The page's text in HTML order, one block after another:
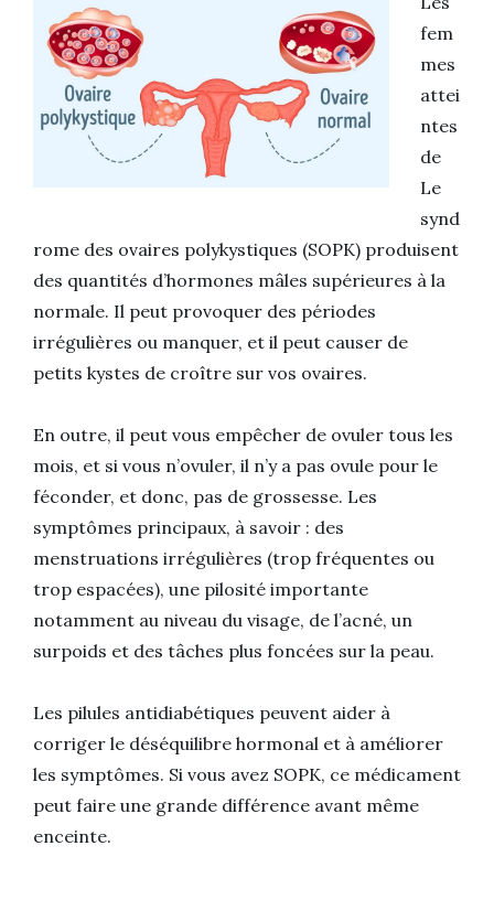
fem
mes
attei
ntes
de
Le
synd
rome des ovaires polykystiques (SOPK) produisent
des quantités d’hormones mâles supérieures à la
normale. Il peut provoquer des périodes
irrégulières ou manquer, et il peut causer de
petits kystes de croître sur vos ovaires.
En outre, il peut vous empêcher de ovuler tous les
mois, et si vous n’ovuler, il n’y a pas ovule pour le
féconder, et donc, pas de grossesse. Les
symptômes principaux, à savoir : des
menstruations irrégulières (trop fréquentes ou
trop espacées), une pilosité importante
notamment au niveau du visage, de l’acné, un
surpoids et des tâches plus foncées sur la peau.
Les pilules antidiabétiques peuvent aider à
corriger le déséquilibre hormonal et à améliorer
les symptômes. Si vous avez SOPK, ce médicament
peut faire une grande différence avant même
enceinte.